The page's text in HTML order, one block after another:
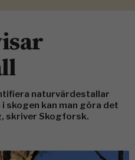
naturvärdestallar
skogen kan man göra det
skriver Skogforsk.